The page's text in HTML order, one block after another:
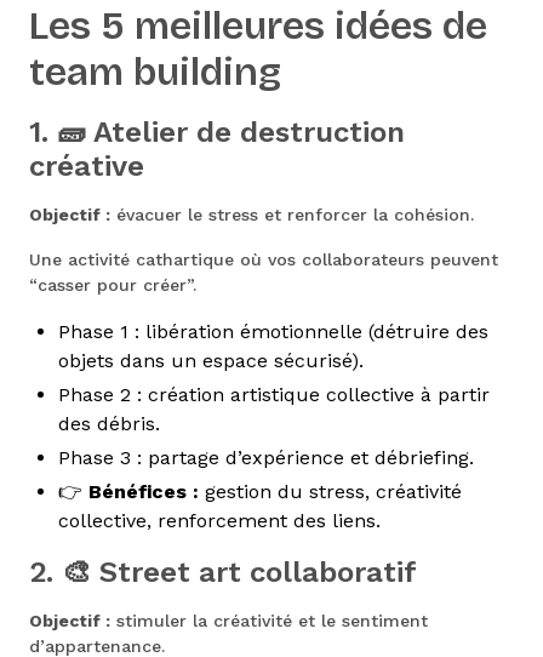
Les 5 meilleures idées de
team building
1. 🧱 Atelier de destruction
créative
Objectif : évacuer le stress et renforcer la cohésion.
Une activité cathartique où vos collaborateurs peuvent
“casser pour créer”.
Phase 1 : libération émotionnelle (détruire des
objets dans un espace sécurisé).
Phase 2 : création artistique collective à partir
des débris.
Phase 3 : partage d’expérience et débriefing.
👉 Bénéfices : gestion du stress, créativité
collective, renforcement des liens.
2. 🎨 Street art collaboratif
Objectif : stimuler la créativité et le sentiment
d’appartenance.